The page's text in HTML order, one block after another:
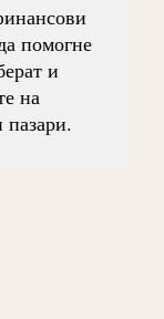
помогне
и
на